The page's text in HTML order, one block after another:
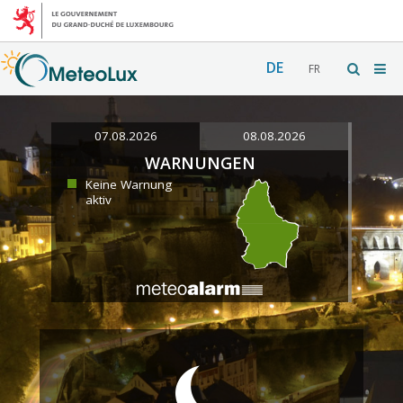
DE FR
07.08.2026 08.08.2026
WARNUNGEN
Keine Warnung
aktiv